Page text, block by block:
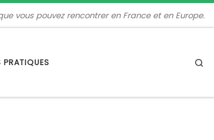
vous pouvez rencontrer en France et en Europe.
PRATIQUES